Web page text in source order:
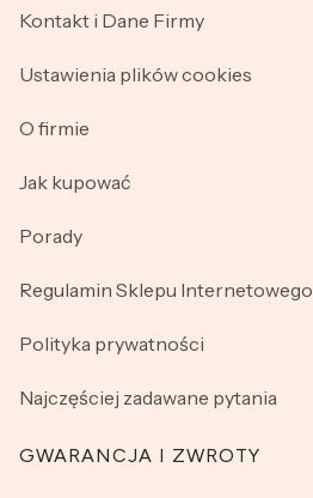
Kontakt i Dane Firmy
Ustawienia plików cookies
O firmie
Jak kupować
Porady
Regulamin Sklepu Internetowego
Polityka prywatności
Najczęściej zadawane pytania
GWARANCJA I ZWROTY